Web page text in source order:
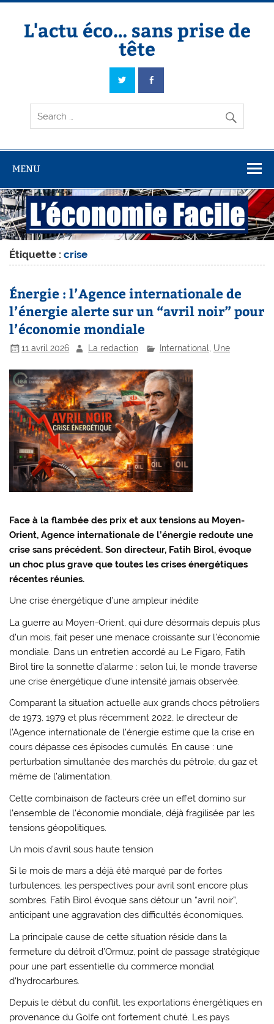
Skip
contentL'actu éco… sans prise de
tête
L'actu éco… sans prise de tête
MENU
Étiquette :crise
Énergie : l’Agence internationale de
l’énergie alerte sur un “avril noir” pour
l’économie mondiale
11 avril 2026 La redaction International Une
Face à la flambée des prix et aux tensions au Moyen-
Orient,Agence internationale de l’énergie redoute une
crise sans précédent. Son directeur, Fatih Birol, évoque
un choc plus grave que toutes les crises énergétiques
récentes réunies.
Une crise énergétique d’une ampleur inédite
La guerre au Moyen-Orient, qui dure désormais depuis plus
d’un mois, fait peser une menace croissante sur l’économie
mondiale. Dans un entretien accordé au Le Figaro, Fatih
Birol tire la sonnette d’alarme : selon lui, le monde traverse
une crise énergétique d’une intensité jamais observée.
Comparant la situation actuelle aux grands chocs pétroliers
de 1973, 1979 et plus récemment 2022, le directeur de
l’Agence internationale de l’énergie estime que la crise en
cours dépasse ces épisodes cumulés. En cause : une
perturbation simultanée des marchés du pétrole, du gaz et
même de l’alimentation.
Cette combinaison de facteurs crée un effet domino sur
l’ensemble de l’économie mondiale, déjà fragilisée par les
tensions géopolitiques.
Un mois d’avril sous haute tension
Si le mois de mars a déjà été marqué par de fortes
turbulences, les perspectives pour avril sont encore plus
sombres. Fatih Birol évoque sans détour un “avril noir”,
anticipant une aggravation des difficultés économiques.
La principale cause de cette situation réside dans la
fermeture dudétroit d’Ormuz, point de passage stratégique
pour une part essentielle du commerce mondial
d’hydrocarbures.
Depuis le début du conflit, les exportations énergétiques en
provenance du Golfe ont fortement chuté. Les pays